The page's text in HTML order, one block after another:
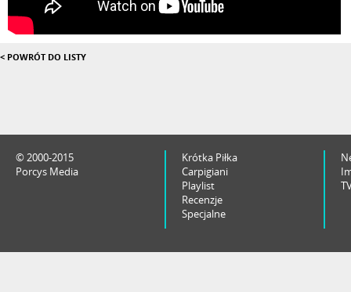
< POWRÓT DO LISTY
© 2000-2015
Porcys Media
Krótka Piłka
Carpigiani
Playlist
Recenzje
Specjalne